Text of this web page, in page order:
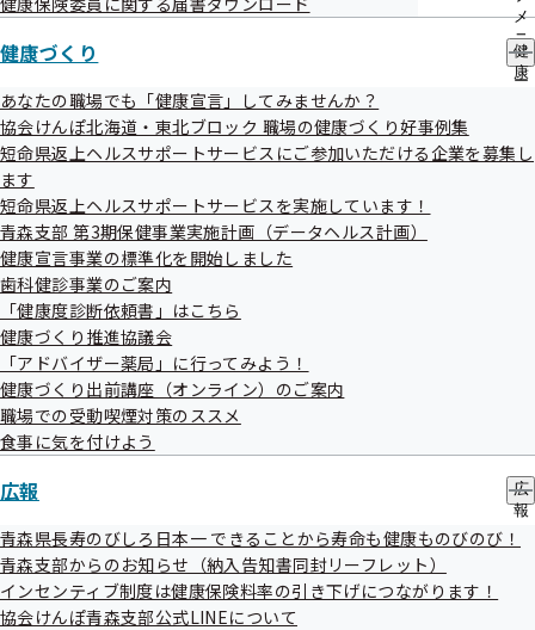
メ
ニ
ュ
ー
健康づくり
健
康
の
あなたの職場でも「健康宣言」してみませんか？
協会けんぽ北海道・東北ブロック 職場の健康づくり好事例集
短命県返上ヘルスサポートサービスにご参加いただける企業を募集し
ます
短命県返上ヘルスサポートサービスを実施しています！
青森支部 第3期保健事業実施計画（データヘルス計画）
健康宣言事業の標準化を開始しました
歯科健診事業のご案内
「健康度診断依頼書」はこちら
健康づくり推進協議会
「アドバイザー薬局」に行ってみよう！
健康づくり出前講座（オンライン）のご案内
職場での受動喫煙対策のススメ
食事に気を付けよう
広報
広
報
の
サ
青森県長寿のびしろ日本一 できることから寿命も健康ものびのび！
青森支部からのお知らせ（納入告知書同封リーフレット）
インセンティブ制度は健康保険料率の引き下げにつながります！
協会けんぽ青森支部公式LINEについて
場所
Zoomによるオンライン開催
議題
令和４年度青森支部事業計画の上期の実施状況につい
て
インセンティブ制度に係る令和３年度実績の評価方法
について
その他
議題については変更となる場合がございます。
傍聴方法
を記載の上、令和4年12月9日（金）までにFAXにてお申し出
ください。
（別紙）傍聴希望申込書